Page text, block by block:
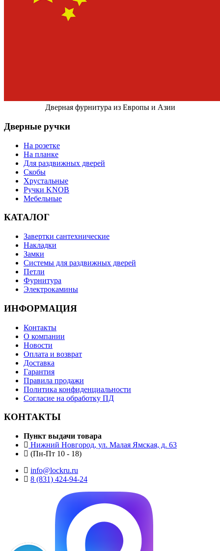
Дверная фурнитура из Европы и Азии
Дверные ручки
На розетке
На планке
Для раздвижных дверей
Скобы
Хрустальные
Ручки KNOB
Мебельные
КАТАЛОГ
Завертки сантехнические
Накладки
Замки
Системы для раздвижных дверей
Петли
Фурнитура
Электрокамины
ИНФОРМАЦИЯ
Контакты
О компании
Новости
Оплата и возврат
Доставка
Гарантия
Правила продажи
Политика конфиденциальности
Согласие на обработку ПД
КОНТАКТЫ
Пункт выдачи товара
Нижний Новгород, ул. Малая Ямская, д. 63
(Пн-Пт 10 - 18)
info@lockru.ru
8 (831) 424-94-24